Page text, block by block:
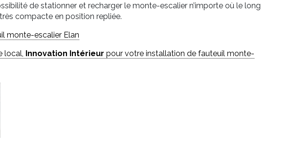
de stationner et recharger le monte-escalier n’importe où le long
très compacte en position repliée.
monte-escalier Elan
local, Innovation Intérieur pour votre installation de fauteuil monte-